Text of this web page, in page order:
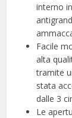
interno
Facile
alta
tramite
stata
dalle 3
Le